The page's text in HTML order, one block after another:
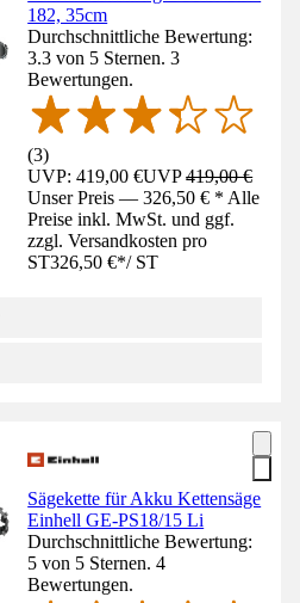
182, 35cm
Durchschnittliche Bewertung:
3.3 von 5 Sternen. 3
Bewertungen.
(3)
UVP: 419,00 €UVP419,00 €
Unser Preis — 326,50 € * Alle
Preise inkl. MwSt. und ggf.
zzgl. Versandkosten pro
ST326,50 €*/ ST
Sägekette für Akku Kettensäge
Einhell GE-PS18/15 Li
Durchschnittliche Bewertung:
5 von 5 Sternen. 4
Bewertungen.